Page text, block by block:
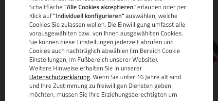
Schaltfläche "Alle Cookies akzeptieren"erlauben oder per
Klick auf"Individuell konfigurieren"auswählen, welche
Cookies Sie zulassen wollen. Die Einwilligung umfasst alle
vorausgewählten bzw. von Ihnen ausgewählten Cookies.
Sie können diese Einstellungen jederzeit abrufen und
Cookies auch nachträglich abwählen (im Bereich Cookie
Einstellungen, im Fußbereich unserer Website).
Weitere Hinweise erhalten Sie in unserer
Datenschutzerklärung. Wenn Sie unter 16 Jahre alt sind
und Ihre Zustimmung zu freiwilligen Diensten geben
möchten, müssen Sie Ihre Erziehungsberechtigten um
BEST-PREIS-GARANTIE
Unsere Best-Preis-Garantie für Domains gilt für alle Domain-
Endungen. Sie haben einen günstigeren Anbieter gefunden?
Melden Sie sich bei uns und fordern Sie ein Vergleichsangebot